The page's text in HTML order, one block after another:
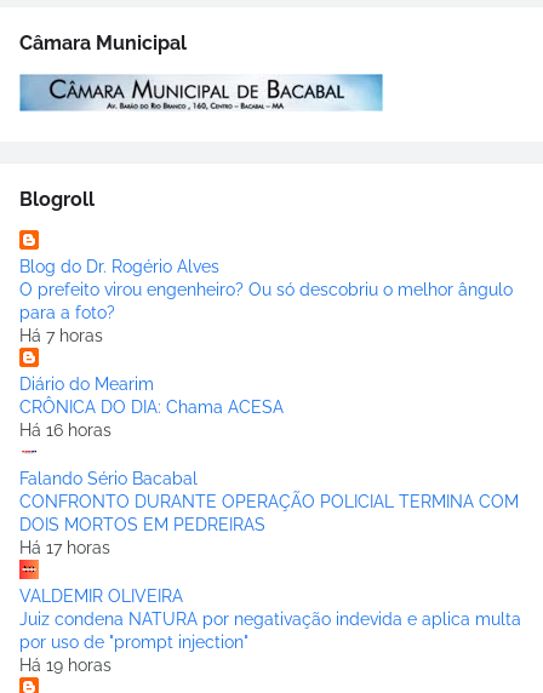
Câmara Municipal
Blogroll
Blog do Dr. Rogério Alves
O prefeito virou engenheiro? Ou só descobriu o melhor ângulo
para a foto?
Há 7 horas
Diário do Mearim
CRÔNICA DO DIA: Chama ACESA
Há 16 horas
Falando Sério Bacabal
CONFRONTO DURANTE OPERAÇÃO POLICIAL TERMINA COM
DOIS MORTOS EM PEDREIRAS
Há 17 horas
VALDEMIR OLIVEIRA
Juiz condena NATURA por negativação indevida e aplica multa
por uso de "prompt injection"
Há 19 horas